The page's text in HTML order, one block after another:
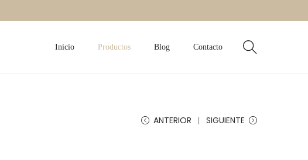
Inicio Productos Blog Contacto
ANTERIOR SIGUIENTE